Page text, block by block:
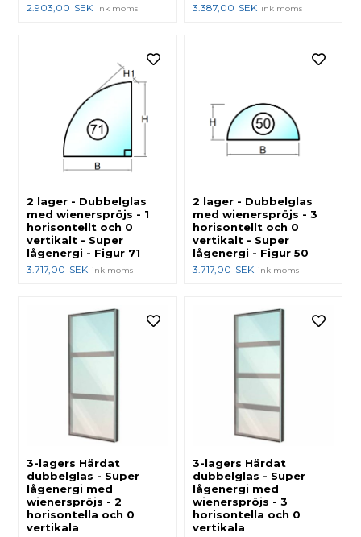
2.903,00 SEK ink moms 3.387,00 SEK ink moms
2 lager - Dubbelglas
med wienerspröjs - 1
horisontellt och 0
vertikalt - Super
lågenergi - Figur 71
3.717,00 SEK ink moms
2 lager - Dubbelglas
med wienerspröjs - 3
horisontellt och 0
vertikalt - Super
lågenergi - Figur 50
3.717,00 SEK ink moms
3-lagers Härdat
dubbelglas - Super
lågenergi med
wienerspröjs - 2
horisontella och 0
vertikala
3-lagers Härdat
dubbelglas - Super
lågenergi med
wienerspröjs - 3
horisontella och 0
vertikala